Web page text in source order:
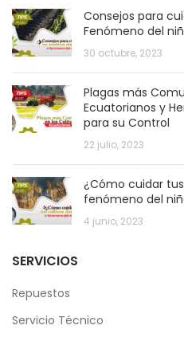
Consejos para
Fenómeno del
30 octubre, 2023
Plagas más
Ecuatorianos y
para su Control
22 julio, 2023
¿Cómo cuidar
fenómeno del
4 junio, 2023
SERVICIOS
Repuestos
Servicio Técnico